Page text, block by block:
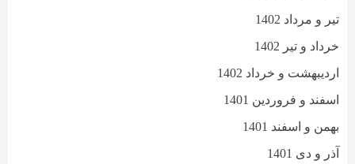
تیر و مرداد 1402
خرداد و تیر 1402
اردیبهشت و خرداد 1402
اسفند و فروردین 1401
بهمن و اسفند 1401
آذر و دی 1401